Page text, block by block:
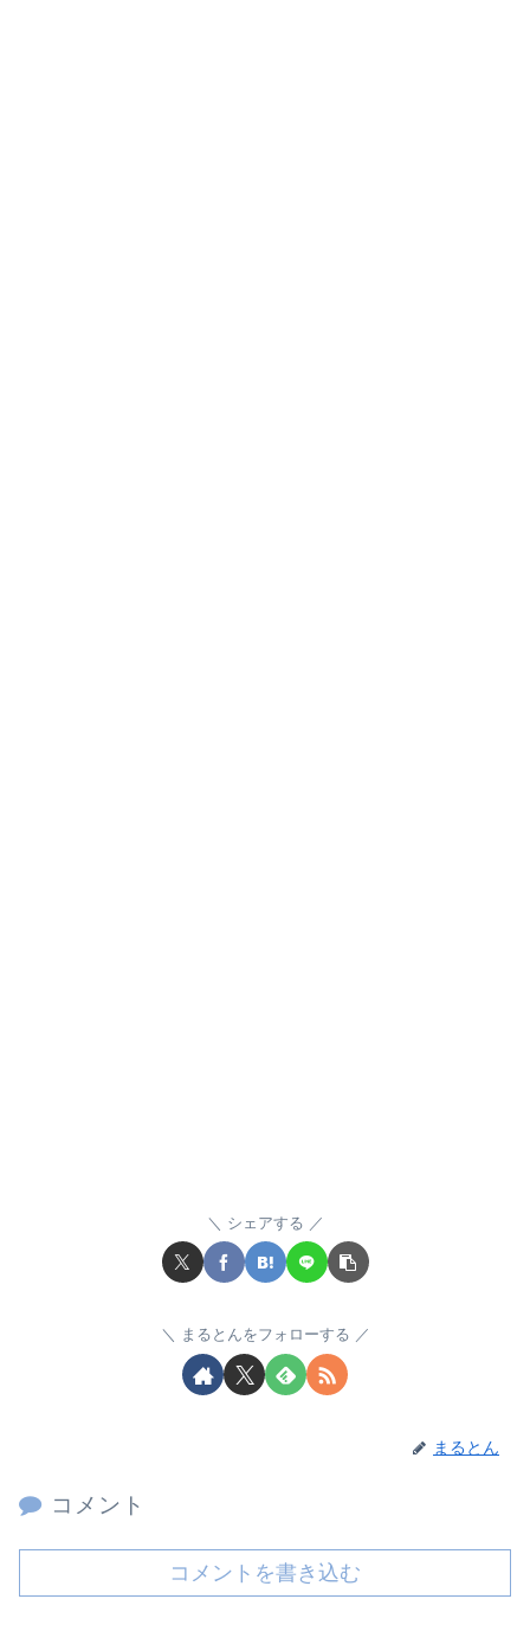
シェアする
まるとんをフォローする
まるとん
コメント
コメントを書き込む